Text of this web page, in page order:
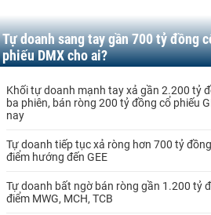
Tự doanh sang tay gần 700 tỷ đồng
phiếu DMX cho ai?
Khối tự doanh mạnh tay xả gần 2.200 tỷ
ba phiên, bán ròng 200 tỷ đồng cổ phiếu
nay
Tự doanh tiếp tục xả ròng hơn 700 tỷ
điểm hướng đến GEE
Tự doanh bất ngờ bán ròng gần 1.200 tỷ
điểm MWG, MCH, TCB